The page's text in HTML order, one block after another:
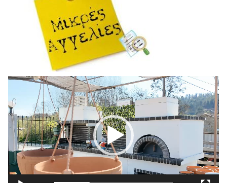
Πρόγραμμα
Αναπαραγωγής
Βίντεο